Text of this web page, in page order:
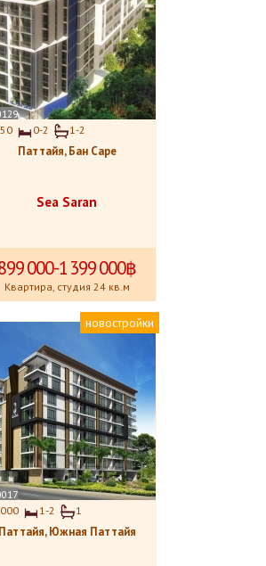
0-2 1-2
Паттайя, Бан Саре
Sea Saran
.000-1399000฿
Квартира, студия 24 кв.м
1-2 1
Паттайя, Южная Паттайя
новостройки